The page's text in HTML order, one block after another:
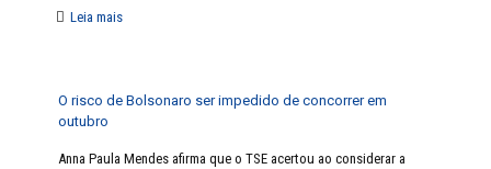
Leia mais
O risco de Bolsonaro ser impedido de concorrer em
outubro
Anna Paula Mendes afirma que o TSE acertou ao considerar a